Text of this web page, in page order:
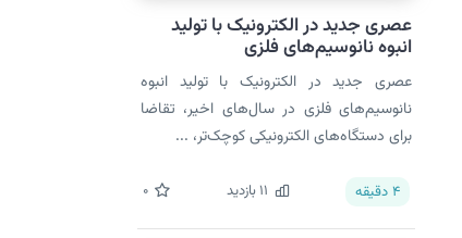
عصری جدید در الکترونیک با تولید
انبوه نانوسیم‌های فلزی
عصری جدید در الکترونیک با تولید انبوه
نانوسیم‌های فلزی در سال‌های اخیر، تقاضا
برای دستگاه‌های الکترونیکی کوچک‌تر، ...
4 دقیقه 11 بازدید 0